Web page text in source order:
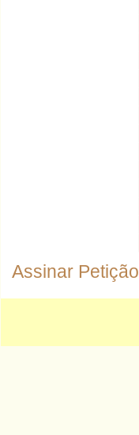
Assinar Petição